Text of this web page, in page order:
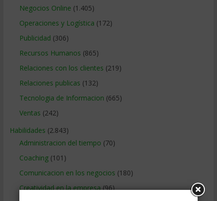
Negocios Online (1.405)
Operaciones y Logística (172)
Publicidad (306)
Recursos Humanos (865)
Relaciones con los clientes (219)
Relaciones publicas (132)
Tecnologia de Informacion (665)
Ventas (242)
Habilidades (2.843)
Administracion del tiempo (70)
Coaching(101)
Comunicacion en los negocios (180)
Creatividad en la empresa(96)